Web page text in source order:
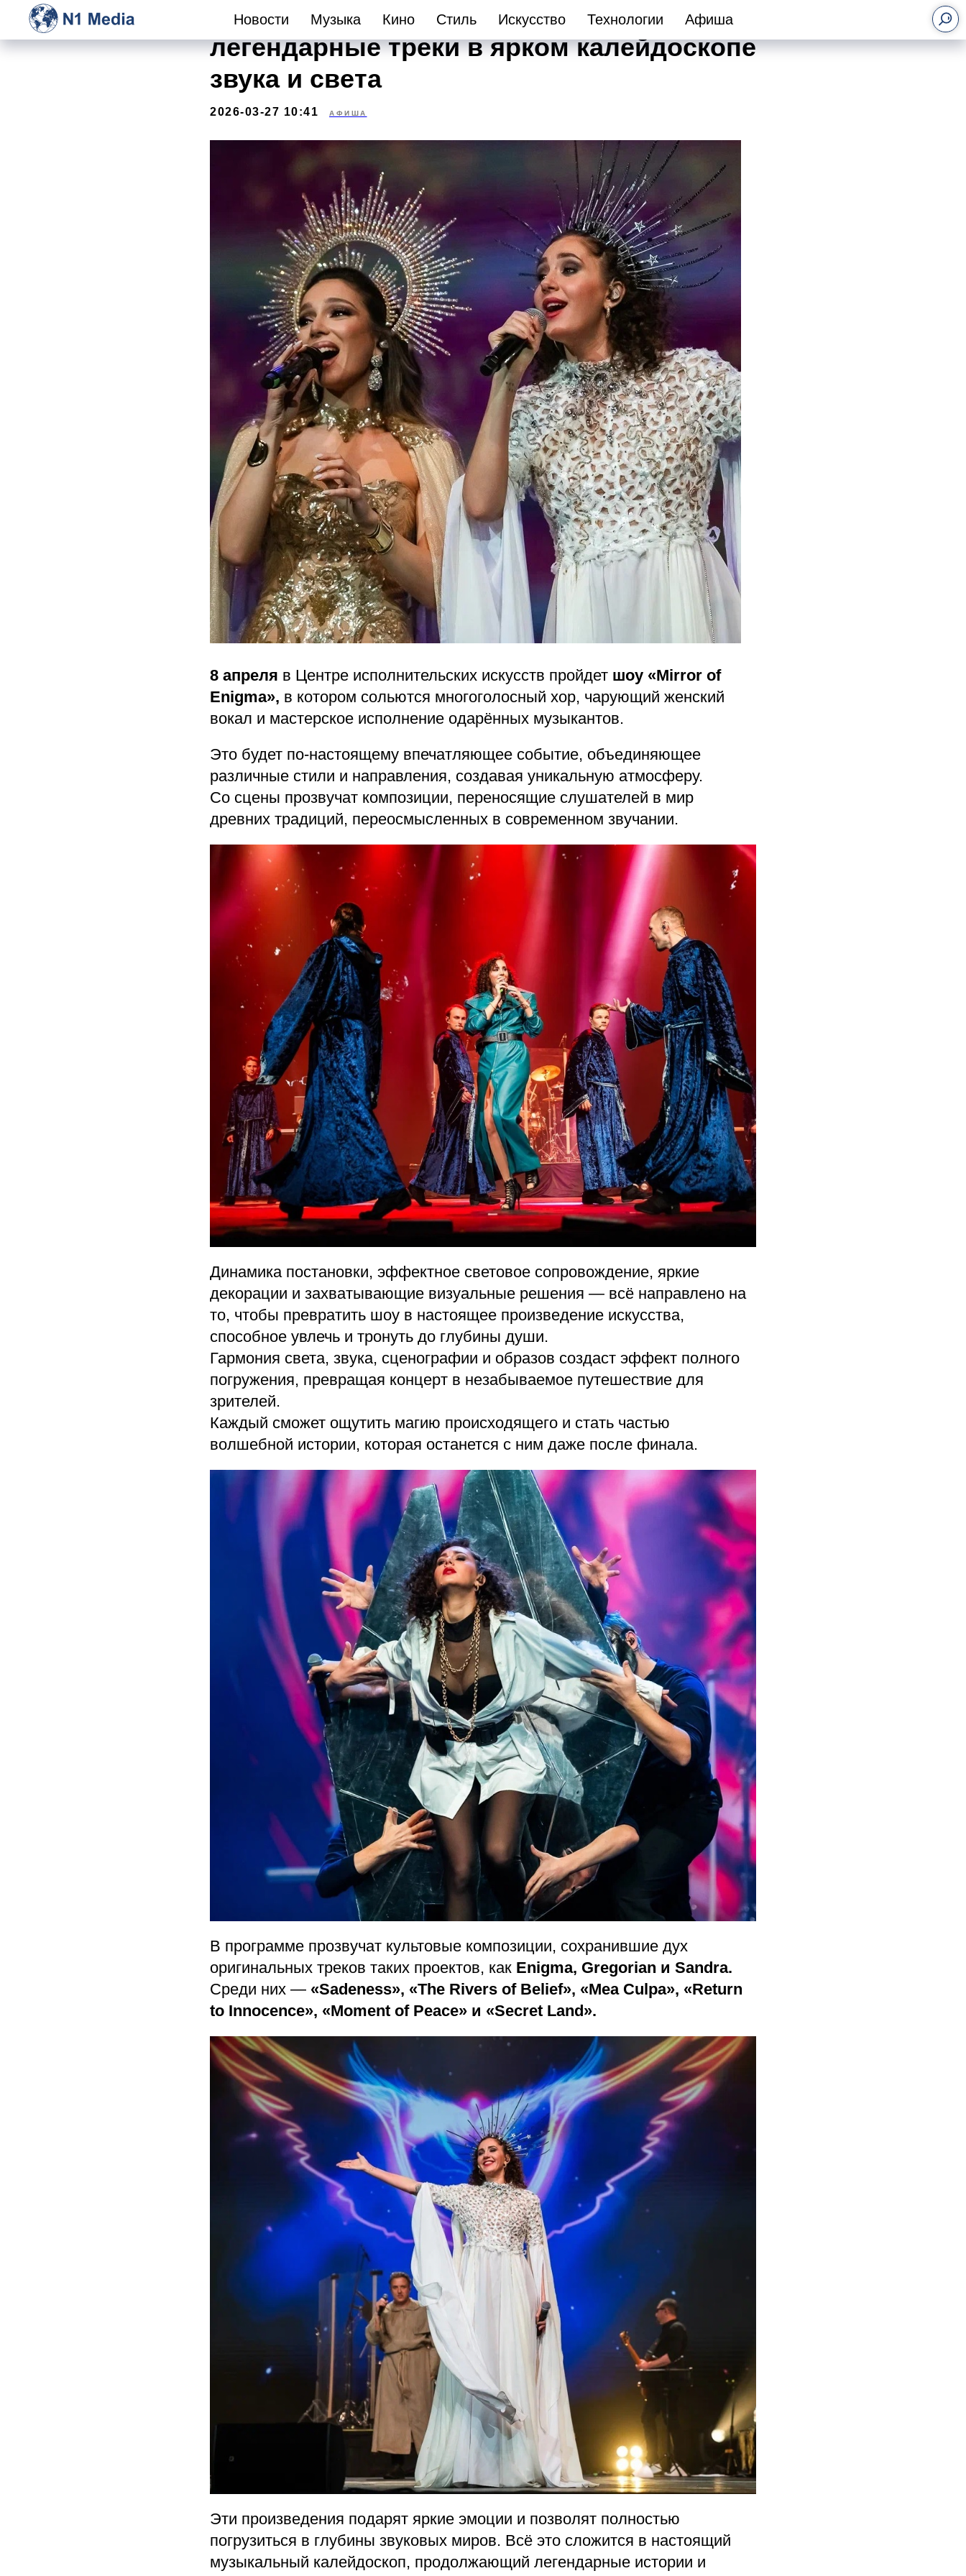
Новости Музыка Кино Стиль Искусство Технологии Афиша
Мировое шоу «Mirror of Enigma»:
легендарные треки в ярком калейдоскопе
звука и света
2026-03-27 10:41 АФИША
8 апреля в Центре исполнительских искусств пройдет шоу «Mirror of
Enigma», в котором сольются многоголосный хор, чарующий женский
вокал и мастерское исполнение одарённых музыкантов.
Это будет по-настоящему впечатляющее событие, объединяющее
различные стили и направления, создавая уникальную атмосферу.
Со сцены прозвучат композиции, переносящие слушателей в мир
древних традиций, переосмысленных в современном звучании.
Динамика постановки, эффектное световое сопровождение, яркие
декорации и захватывающие визуальные решения — всё направлено на
то, чтобы превратить шоу в настоящее произведение искусства,
способное увлечь и тронуть до глубины души.
Гармония света, звука, сценографии и образов создаст эффект полного
погружения, превращая концерт в незабываемое путешествие для
зрителей.
Каждый сможет ощутить магию происходящего и стать частью
волшебной истории, которая останется с ним даже после финала.
В программе прозвучат культовые композиции, сохранившие дух
оригинальных треков таких проектов, как Enigma, Gregorian и Sandra.
Среди них — «Sadeness», «The Rivers of Belief», «Mea Culpa», «Return
to Innocence», «Moment of Peace» и «Secret Land».
Эти произведения подарят яркие эмоции и позволят полностью
погрузиться в глубины звуковых миров. Всё это сложится в настоящий
музыкальный калейдоскоп, продолжающий легендарные истории и